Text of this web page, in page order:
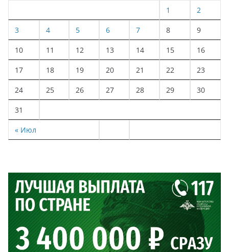
« Июл
1 2
3 4 5 6 7 8 9
10 11 12 13 14 15 16
17 18 19 20 21 22 23
24 25 26 27 28 29 30
31